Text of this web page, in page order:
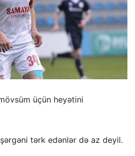
üçün heyətini
tərk edənlər də az deyil.